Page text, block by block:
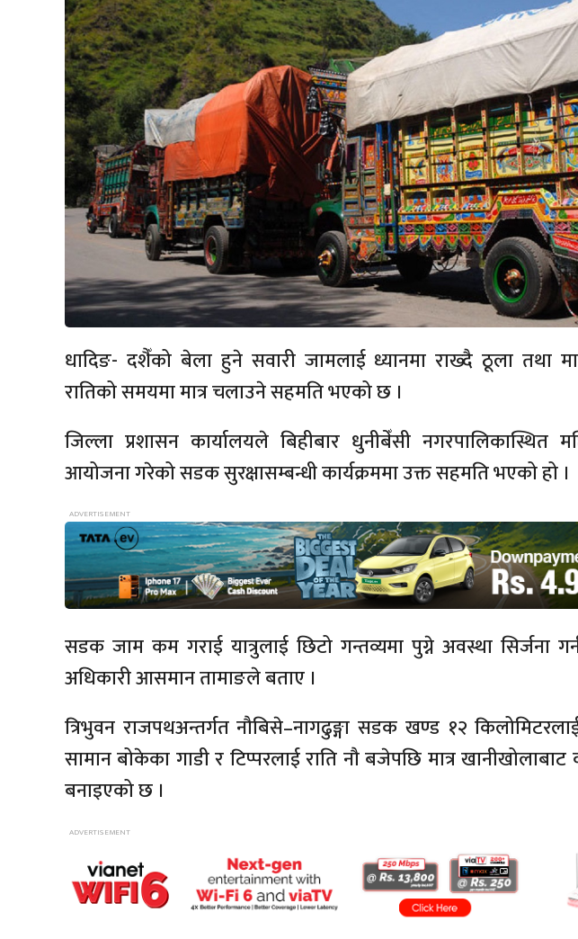
धादिङ- दशैँको बेला हुने सवारी जामलाई ध्यानमा राख्दै ठूला तथा
रातिको समयमा मात्र चलाउने सहमति भएको छ ।
जिल्ला प्रशासन कार्यालयले बिहीबार धुनीबेँसी नगरपालिकास्थित
आयोजना गरेको सडक सुरक्षासम्बन्धी कार्यक्रममा उक्त सहमति भएको हो ।
सडक जाम कम गराई यात्रुलाई छिटो गन्तव्यमा पुग्ने अवस्था सिर्जना
अधिकारी आसमान तामाङले बताए ।
त्रिभुवन राजपथअन्तर्गत नौबिसे–नागढुङ्गा सडक खण्ड १२
सामान बोकेका गाडी र टिप्परलाई राति नौ बजेपछि मात्र
बनाइएको छ ।